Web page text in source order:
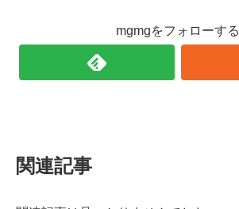
mgmgをフォローする
関連記事